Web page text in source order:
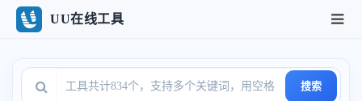
UU在线工具
搜索